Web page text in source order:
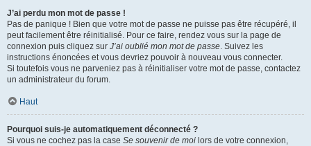
J’ai perdu mon mot de passe !
Pas de panique ! Bien que votre mot de passe ne puisse pas être récupéré, il
peut facilement être réinitialisé. Pour ce faire, rendez vous sur la page de
connexion puis cliquez sur J’ai oublié mon mot de passe. Suivez les
instructions énoncées et vous devriez pouvoir à nouveau vous connecter.
Si toutefois vous ne parveniez pas à réinitialiser votre mot de passe, contactez
un administrateur du forum.
Haut
Pourquoi suis-je automatiquement déconnecté ?
Si vous ne cochez pas la case Se souvenir de moi lors de votre connexion,